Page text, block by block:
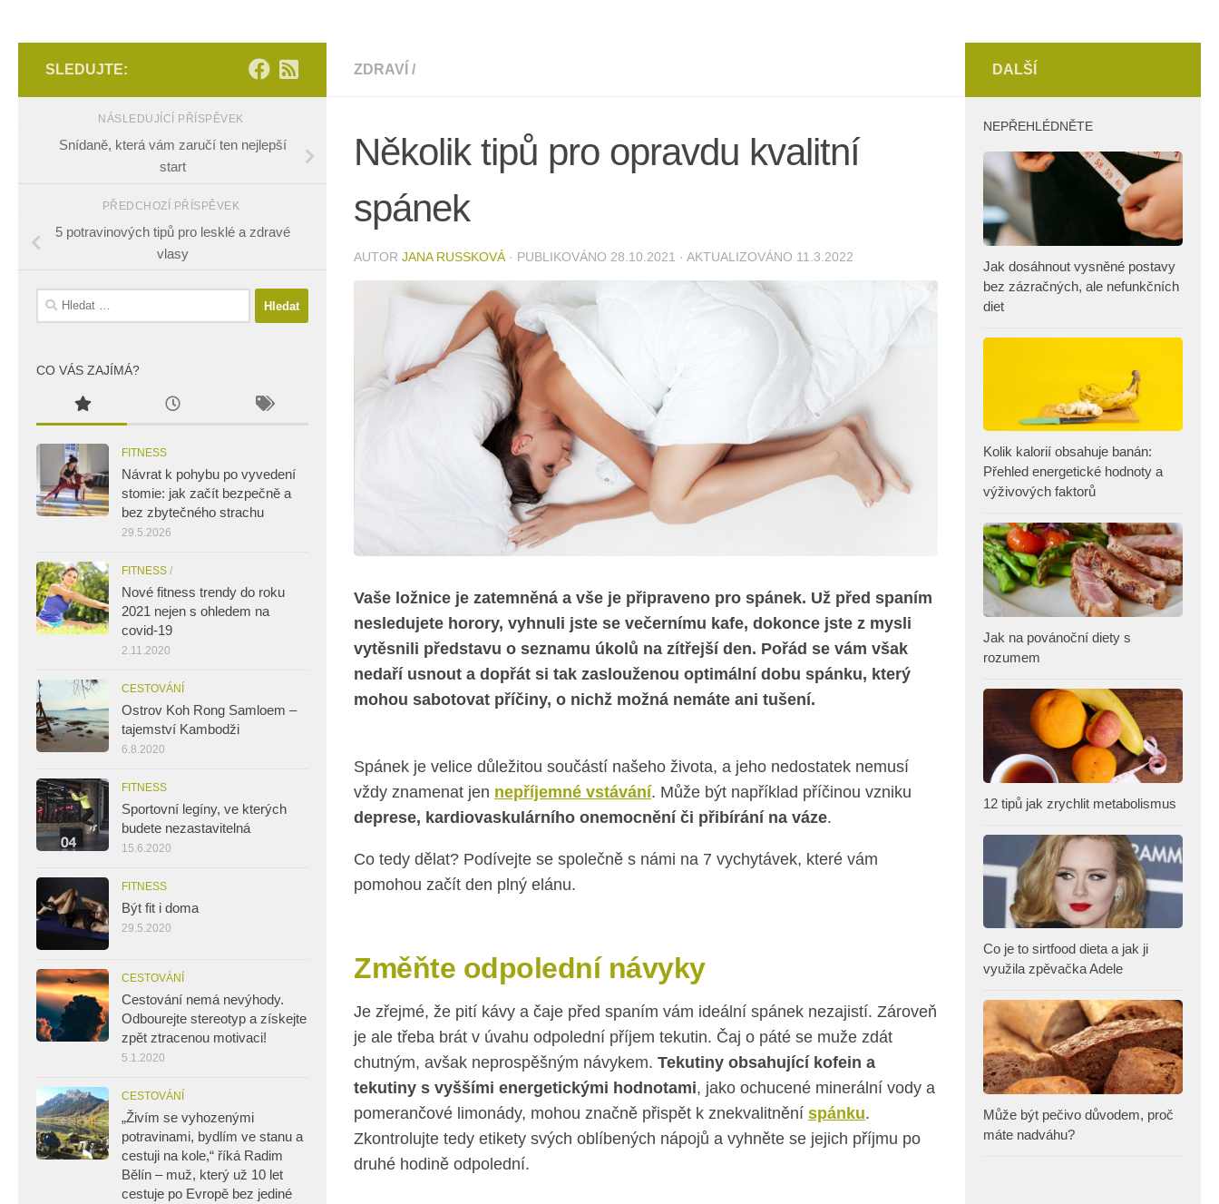
ZDRAVÍ /
Několik tipů pro opravdu kvalitní
spánek
AUTOR JANA RUSSKOVÁ · PUBLIKOVÁNO 28.10.2021 · AKTUALIZOVÁNO 11.3.2022
Vaše ložnice je zatemněná a vše je připraveno pro spánek. Už před spaním
nesledujete horory, vyhnuli jste se večernímu kafe, dokonce jste z mysli
vytěsnili představu o seznamu úkolů na zítřejší den. Pořád se vám však
nedaří usnout a dopřát si tak zaslouženou optimální dobu spánku, který
mohou sabotovat příčiny, o nichž možná nemáte ani tušení.
Spánek je velice důležitou součástí našeho života, a jeho nedostatek nemusí
vždy znamenat jen nepříjemné vstávání. Může být například příčinou vzniku
deprese, kardiovaskulárního onemocnění či přibírání na váze.
Co tedy dělat? Podívejte se společně s námi na 7 vychytávek, které vám
pomohou začít den plný elánu.
Změňte odpolední návyky
Je zřejmé, že pití kávy a čaje před spaním vám ideální spánek nezajistí. Zároveň
je ale třeba brát v úvahu odpolední příjem tekutin. Čaj o páté se muže zdát
chutným, avšak neprospěšným návykem. Tekutiny obsahující kofein a
tekutiny s vyššími energetickými hodnotami, jako ochucené minerální vody a
pomerančové limonády, mohou značně přispět k znekvalitnění spánku.
Zkontrolujte tedy etikety svých oblíbených nápojů a vyhněte se jejich příjmu po
druhé hodině odpolední.
SLEDUJTE:
NÁSLEDUJÍCÍ PŘÍSPĚVEK
Snídaně, která vám zaručí ten nejlepší
start
PŘEDCHOZÍ PŘÍSPĚVEK
5 potravinových tipů pro lesklé a zdravé
vlasy
Vyhledávání
CO VÁS ZAJÍMÁ?
FITNESS
Návrat k pohybu po vyvedení
stomie: jak začít bezpečně a
bez zbytečného strachu
29.5.2026
FITNESS /
Nové fitness trendy do roku
2021 nejen s ohledem na
covid-19
2.11.2020
CESTOVÁNÍ
Ostrov Koh Rong Samloem –
tajemství Kambodži
6.8.2020
FITNESS
Sportovní legíny, ve kterých
budete nezastavitelná
15.6.2020
FITNESS
Být fit i doma
29.5.2020
CESTOVÁNÍ
Cestování nemá nevýhody.
Odbourejte stereotyp a získejte
zpět ztracenou motivaci!
5.1.2020
CESTOVÁNÍ
„Živím se vyhozenými
potravinami, bydlím ve stanu a
cestuji na kole,“ říká Radim
Bělín – muž, který už 10 let
cestuje po Evropě bez jediné
DALŠÍ
NEPŘEHLÉDNĚTE
Jak dosáhnout vysněné postavy
bez zázračných, ale nefunkčních
diet
Kolik kalorií obsahuje banán:
Přehled energetické hodnoty a
výživových faktorů
Jak na povánoční diety s
rozumem
12 tipů jak zrychlit metabolismus
Co je to sirtfood dieta a jak ji
využila zpěvačka Adele
Může být pečivo důvodem, proč
máte nadváhu?